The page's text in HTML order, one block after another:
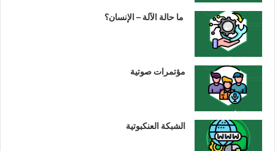
ما حالة الآلة – الإنسان؟
مؤتمرات صوتية
الشبكة العنكبوتية